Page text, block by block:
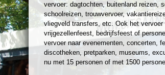
vervoer: dagtochten, buitenland reizen,
schoolreizen, trouwvervoer,
vliegveld transfers, etc. Ook het vervoer
vrijgezellenfeest, bedrijfsfeest of
vervoer naar evenementen, concerten,
discotheken, pretparken, museums,
nu met 15 personen of met 1500